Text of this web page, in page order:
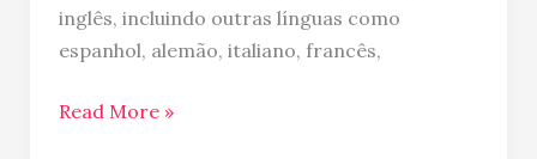
inglês, incluindo outras línguas como
espanhol, alemão, italiano, francês,
Read More »